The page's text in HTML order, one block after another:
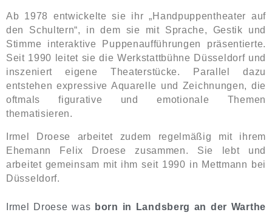
Ab 1978 entwickelte sie ihr „Handpuppentheater auf
den Schultern“, in dem sie mit Sprache, Gestik und
Stimme interaktive Puppenaufführungen präsentierte.
Seit 1990 leitet sie die Werkstattbühne Düsseldorf und
inszeniert eigene Theaterstücke. Parallel dazu
entstehen expressive Aquarelle und Zeichnungen, die
oftmals figurative und emotionale Themen
thematisieren.
Irmel Droese arbeitet zudem regelmäßig mit ihrem
Ehemann Felix Droese zusammen. Sie lebt und
arbeitet gemeinsam mit ihm seit 1990 in Mettmann bei
Düsseldorf.
Irmel Droese was born in Landsberg an der Warthe